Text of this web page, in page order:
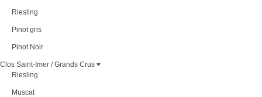
Riesling
Pinot gris
Pinot Noir
Clos Saint-Imer / Grands Crus
Riesling
Muscat